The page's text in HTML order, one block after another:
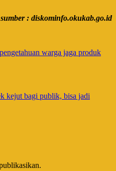
sumber : diskominfo.okukab.go.id
warga jaga produk
kejut bagi publik, bisa jadi